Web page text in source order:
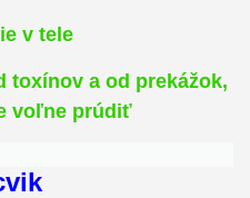
v tele
toxínov a od prekážok,
voľne prúdiť